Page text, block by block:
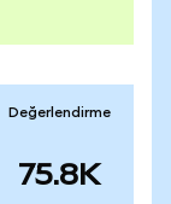
Değerlendirme
75.8K